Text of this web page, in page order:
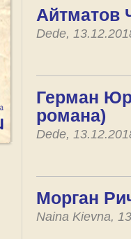
Айтматов
Dede,
Герман
романа)
Dede,
Морган
Naina Kievna,